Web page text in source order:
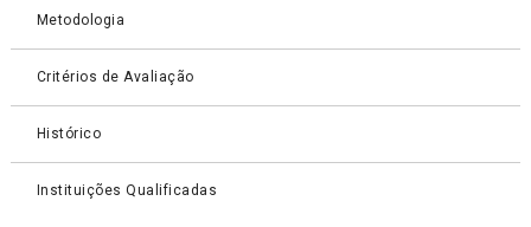
Metodologia
Critérios de Avaliação
Histórico
Instituições Qualificadas